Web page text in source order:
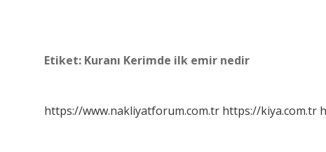
Etiket: Kuranı Kerimde ilk emir nedir
https://www.nakliyatforum.com.tr https://kiya.com.tr